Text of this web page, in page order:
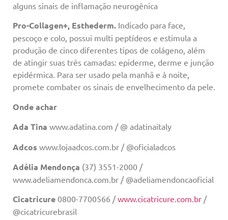
alguns sinais de inflamação neurogênica
Pro-Collagen+, Esthederm. Indicado para face,
pescoço e colo, possui multi peptídeos e estimula a
produção de cinco diferentes tipos de colágeno, além
de atingir suas três camadas: epiderme, derme e junção
epidérmica. Para ser usado pela manhã e à noite,
promete combater os sinais de envelhecimento da pele.
Onde achar
Ada Tina www.adatina.com / @ adatinaitaly
Adcos www.lojaadcos.com.br / @oficialadcos
Adélia Mendonça (37) 3551-2000 /
www.adeliamendonca.com.br / @adeliamendoncaoficial
Cicatricure 0800-7700566 /www.cicatricure.com.br /
@cicatricurebrasil